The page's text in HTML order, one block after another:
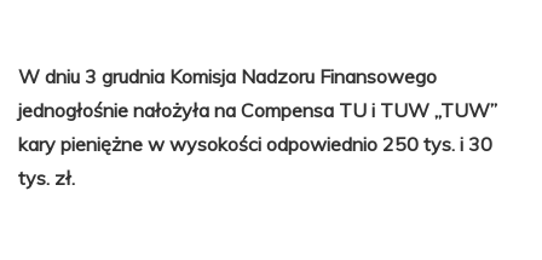
W dniu 3 grudnia Komisja Nadzoru Finansowego
jednogłośnie nałożyła na Compensa TU i TUW „TUW”
kary pieniężne w wysokości odpowiednio 250 tys. i 30
tys. zł.